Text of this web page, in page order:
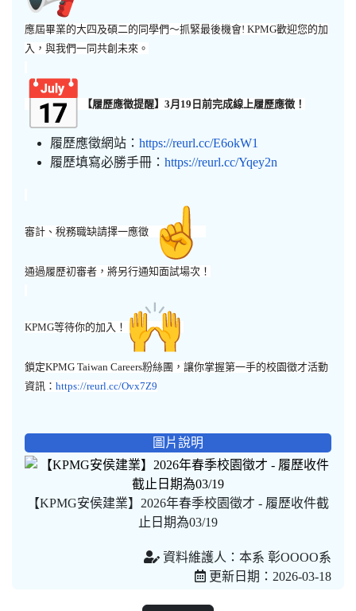
應屆畢業的大四及碩二的同學們～抓緊最後機會! KPMG歡迎您的加
入，與我們一同共創未來。
【履歷應徵提醒】3月19日前完成線上履歷應徵！
履歷應徵網站： https://reurl.cc/E6okW1
履歷填寫必勝手冊： https://reurl.cc/Yqey2n
審計、稅務職缺請擇一應徵
通過履歷初審者，將另行通知面試場次！
KPMG等待你的加入！
鎖定KPMG Taiwan Careers粉絲團，讓你掌握第一手的校園徵才活動
資訊： https://reurl.cc/Ovx7Z9
圖片說明
【KPMG安侯建業】2026年春季校園徵才 - 履歷收件截
止日期為03/19
資料維護人：本系 彰OOOO系
更新日期：2026-03-18